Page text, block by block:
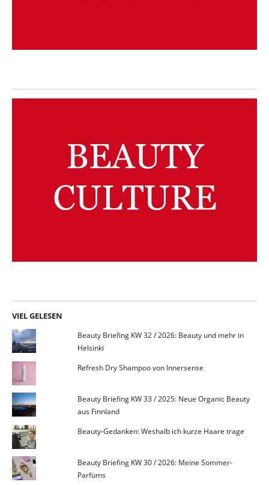
VIEL GELESEN
Beauty Briefing KW 32 / 2026: Beauty und mehr in
Helsinki
Refresh Dry Shampoo von Innersense
Beauty Briefing KW 33 / 2025: Neue Organic Beauty
aus Finnland
Beauty-Gedanken: Weshalb ich kurze Haare trage
Beauty Briefing KW 30 / 2026: Meine Sommer-
Parfüms